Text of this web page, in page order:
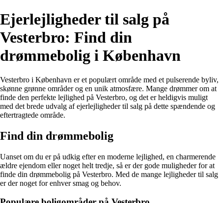
Ejerlejligheder til salg på
Vesterbro: Find din
drømmebolig i København
Vesterbro i København er et populært område med et pulserende byliv,
skønne grønne områder og en unik atmosfære. Mange drømmer om at
finde den perfekte lejlighed på Vesterbro, og det er heldigvis muligt
med det brede udvalg af ejerlejligheder til salg på dette spændende og
eftertragtede område.
Find din drømmebolig
Uanset om du er på udkig efter en moderne lejlighed, en charmerende
ældre ejendom eller noget helt tredje, så er der gode muligheder for at
finde din drømmebolig på Vesterbro. Med de mange lejligheder til salg
er der noget for enhver smag og behov.